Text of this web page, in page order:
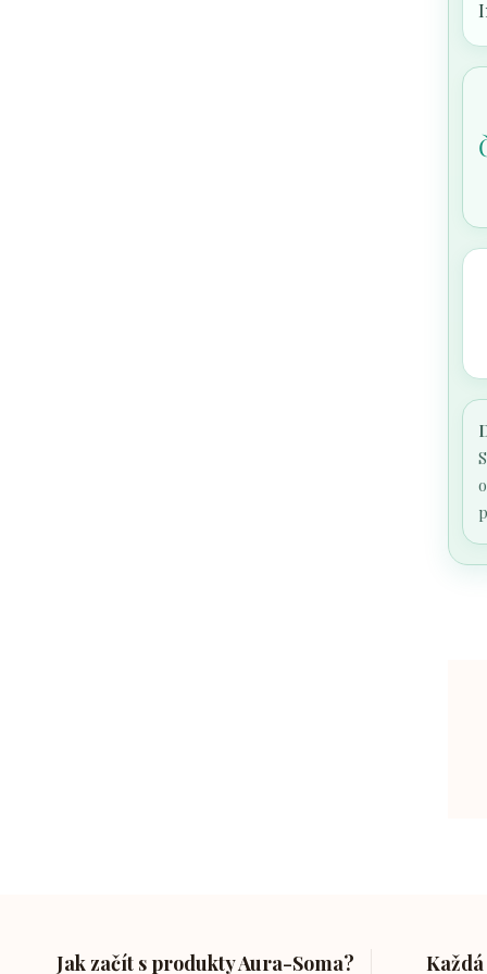
Jak začít s produkty Aura-Soma?